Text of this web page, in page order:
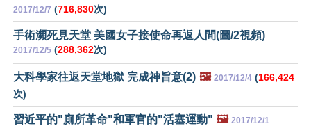
2017/12/7 (716,830次)
手術瀕死見天堂 美國女子接使命再返人間(圖/2視頻)
2017/12/5 (288,362次)
大科學家往返天堂地獄 完成神旨意(2) 🖼️ 2017/12/4 (166,424
次)
習近平的"廁所革命"和軍官的"活塞運動" 🖼️ 2017/12/1